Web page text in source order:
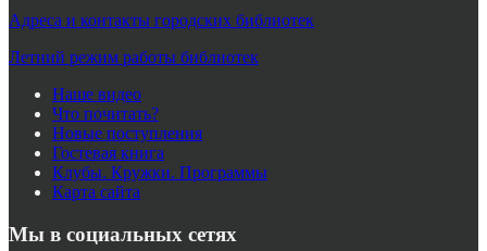
Адреса и контакты городских библиотек
Летний режим работы библиотек
Наше видео
Что почитать?
Новые поступления
Гостевая книга
Клубы. Кружки. Программы
Карта сайта
Мы в социальных сетях